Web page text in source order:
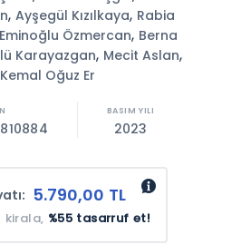
,Ayşegül Kızılkaya, Rabia
Özmercan, Berna
Karayazgan, Mecit Aslan,
Kemal Oğuz Er
2023
5.790,00 TL
kirala, %55 tasarruf et!